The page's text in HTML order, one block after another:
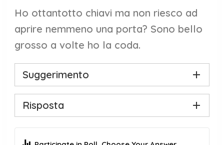
Ho ottantotto chiavi ma non riesco ad
aprire nemmeno una porta? Sono bello
grosso a volte ho la coda.
Suggerimento
Risposta